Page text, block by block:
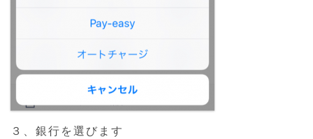
３、銀行を選びます